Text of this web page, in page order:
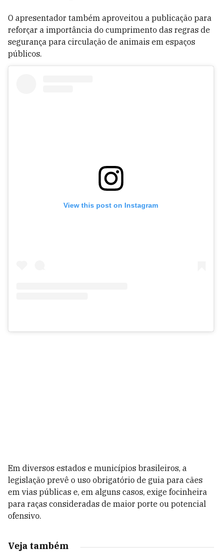
O apresentador também aproveitou a publicação para
reforçar a importância do cumprimento das regras de
segurança para circulação de animais em espaços
públicos.
View this post on Instagram
Em diversos estados e municípios brasileiros, a
legislação prevê o uso obrigatório de guia para cães
em vias públicas e, em alguns casos, exige focinheira
para raças consideradas de maior porte ou potencial
ofensivo.
Veja também